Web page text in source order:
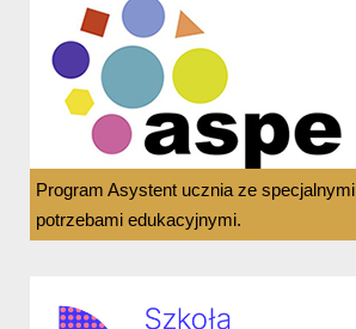
Program Asystent ucznia ze specjalnymi
potrzebami edukacyjnymi.